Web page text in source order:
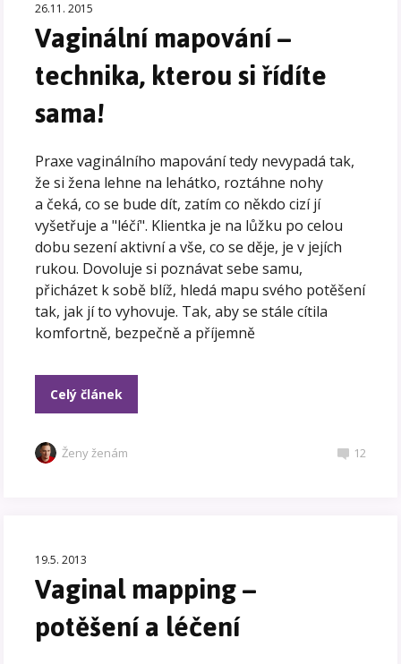
26.11. 2015
Vaginální mapování –
technika, kterou si řídíte
sama!
Praxe vaginálního mapování tedy nevypadá tak,
že si žena lehne na lehátko, roztáhne nohy
a čeká, co se bude dít, zatím co někdo cizí jí
vyšetřuje a "léčí". Klientka je na lůžku po celou
dobu sezení aktivní a vše, co se děje, je v jejích
rukou. Dovoluje si poznávat sebe samu,
přicházet k sobě blíž, hledá mapu svého potěšení
tak, jak jí to vyhovuje. Tak, aby se stále cítila
komfortně, bezpečně a příjemně
Celý článek
Ženy ženám 12
19.5. 2013
Vaginal mapping –
potěšení a léčení